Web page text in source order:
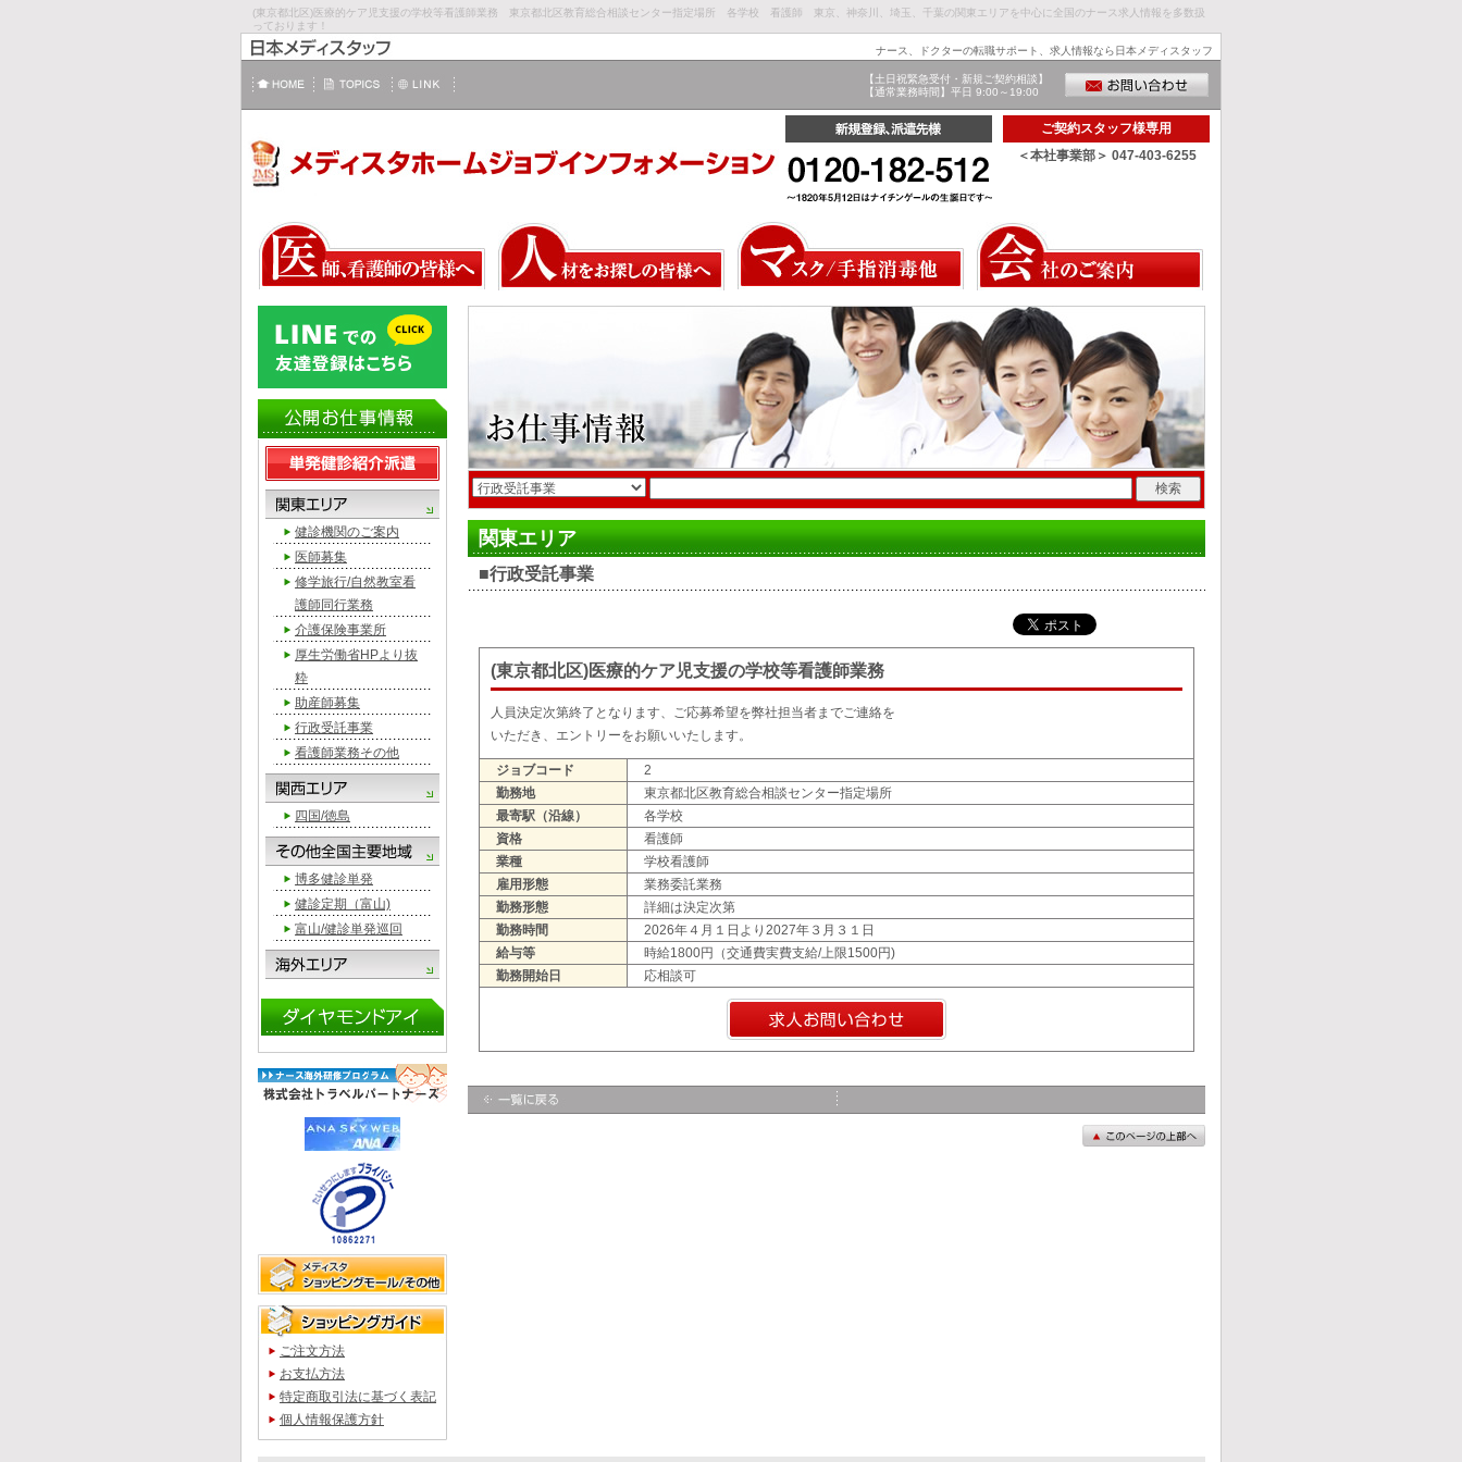
(東京都北区)医療的ケア児支援の学校等看護師業務 東京都北区教育総合相談センター指定場所 各学校 看護師 東京、神奈川、埼玉、千葉の関東エリアを中心に全国のナース求人情報を多数扱
っております！
ナース、ドクターの転職サポート、求人情報なら日本メディスタッフ
【土日祝緊急受付・新規ご契約相談】
【通常業務時間】平日 9:00～19:00
ご契約スタッフ様専用
＜本社事業部＞ 047-403-6255
関東エリア
■行政受託事業
(東京都北区)医療的ケア児支援の学校等看護師業務
人員決定次第終了となります、ご応募希望を弊社担当者までご連絡を
いただき、エントリーをお願いいたします。
ジョブコード
2
勤務地
東京都北区教育総合相談センター指定場所
最寄駅（沿線）
各学校
資格
看護師
業種
学校看護師
雇用形態
業務委託業務
勤務形態
詳細は決定次第
勤務時間
2026年４月１日より2027年３月３１日
給与等
時給1800円（交通費実費支給/上限1500円)
勤務開始日
応相談可
健診機関のご案内
医師募集
修学旅行/自然教室看
護師同行業務
介護保険事業所
厚生労働省HPより抜
粋
助産師募集
行政受託事業
看護師業務その他
四国/徳島
博多健診単発
健診定期（富山)
富山/健診単発巡回
ご注文方法
お支払方法
特定商取引法に基づく表記
個人情報保護方針